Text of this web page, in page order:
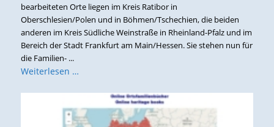
bearbeiteten Orte liegen im Kreis Ratibor in
Oberschlesien/Polen und in Böhmen/Tschechien, die beiden
anderen im Kreis Südliche Weinstraße in Rheinland-Pfalz und im
Bereich der Stadt Frankfurt am Main/Hessen. Sie stehen nun für
die Familien- ...
Weiterlesen …